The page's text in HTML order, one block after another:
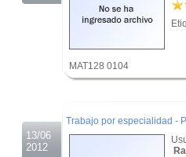
MAT128 0104
13/06
2012
Trabajo por especialidad -